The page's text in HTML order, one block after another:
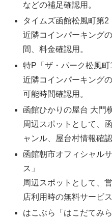
などの補足確認用。
タイムズ函館松風町第2
近隣コインパーキング
間、料金確認用。
特P「ザ・パーク松風町
近隣コインパーキング
可能時間確認用。
函館ひかりの屋台 大門
周辺スポットとして、
ャンル、屋台村情報確認
函館朝市オフィシャル
ス」
周辺スポットとして、
店利用時の無料サービス
はこぶら「はこだてみら